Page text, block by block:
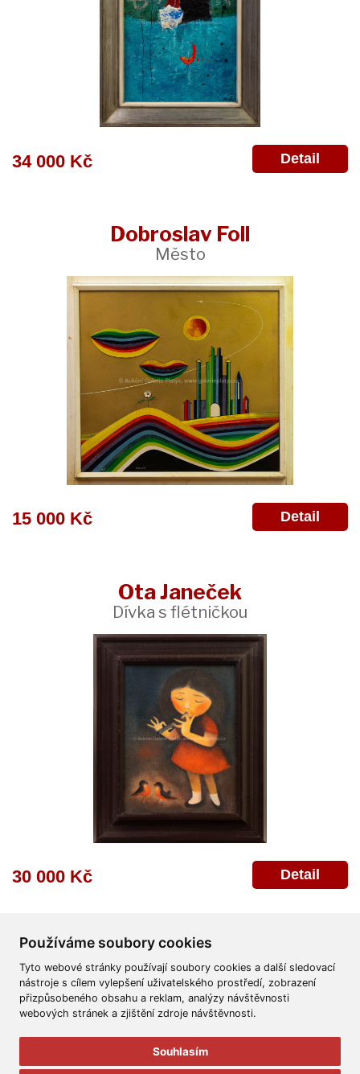
Používáme soubory cookies
Tyto webové stránky používají soubory cookies a další sledovací
nástroje s cílem vylepšení uživatelského prostředí, zobrazení
přizpůsobeného obsahu a reklam, analýzy návštěvnosti
webových stránek a zjištění zdroje návštěvnosti.
Souhlasím
34 000 Kč Detail
Dobroslav Foll
Město
15 000 Kč Detail
Ota Janeček
Dívka s flétničkou
30 000 Kč Detail
Všeobecné obchodní podmínky Reklamační řád
Ochrana osobních údajů